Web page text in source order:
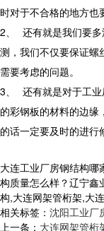
时对于不合格的地方也
2、
还有就是我们要多
测，我们不仅要保证螺
需要考虑的问题。
3、
还有就是对于工
的彩钢板的材料的边
的话一定要及时的进行
大连工业厂房钢结构
构质量怎么样？辽宁鑫
构,大连网架管桁架,大
相关标签： 沈阳工业厂
上一条： 大连网架管桁